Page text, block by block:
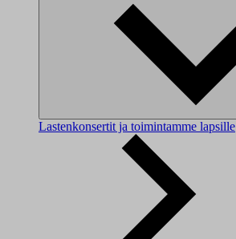
Lastenkonsertit ja toimintamme lapsille